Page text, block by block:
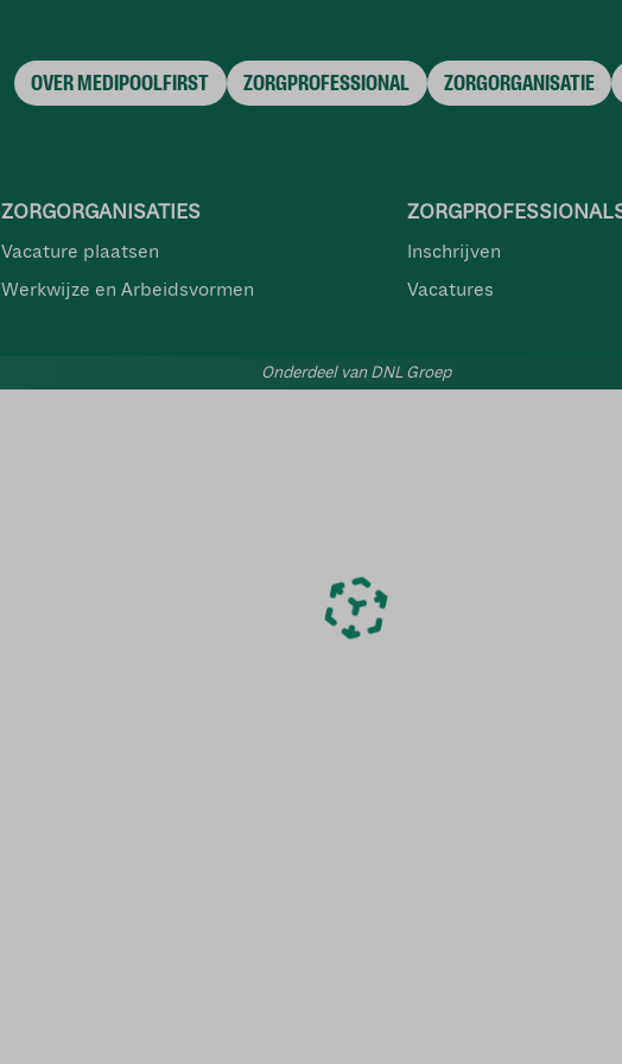
OVER MEDIPOOLFIRST ZORGPROFESSIONAL ZORGORGANISATIE
ZORGORGANISATIES
Vacature plaatsen
Werkwijze en Arbeidsvormen
Inschrijven
Vacatures
Onderdeel van DNL Groep